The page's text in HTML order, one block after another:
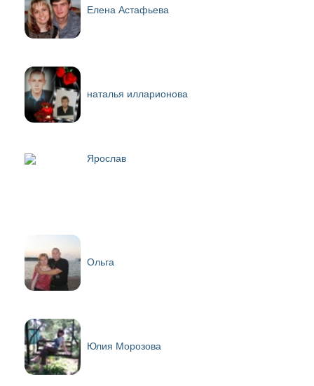
Елена Астафьева
наталья илларионова
Ярослав
Ольга
Юлия Морозова